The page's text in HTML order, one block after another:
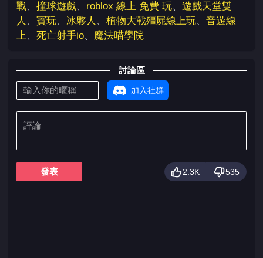
戰、 撞球遊戲、 roblox 線上 免費 玩、 遊戲天堂雙
人 、 寶玩、 冰夥人 、 植物大戰殭屍線上玩、 音遊線
上、 死亡射手io、 魔法喵學院
討論區
加入社群
發表 2.3K 535